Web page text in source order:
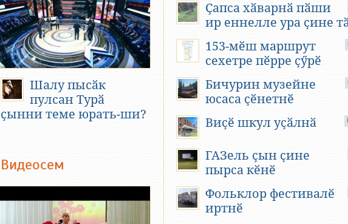
Шалу пысӑк
пулсан Турӑ
ҫынни теме юрать-ши?
Видеосем
Ҫапса хӑварнӑ пӑши
ир еннелле ура ҫине
153-мӗш маршрут
сехетре пӗрре ҫӳрӗ
Бичурин музейне
юсаса ҫӗнетнӗ
Виҫӗ шкул уҫӑлнӑ
ГАЗель ҫын ҫине
пырса кӗнӗ
Фольклор фестивалӗ
иртнӗ